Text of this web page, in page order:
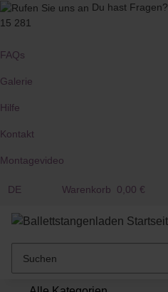
Du hast Fragen?
15 281
FAQs
Galerie
Hilfe
Kontakt
Montagevideo
DE Warenkorb 0,00 €